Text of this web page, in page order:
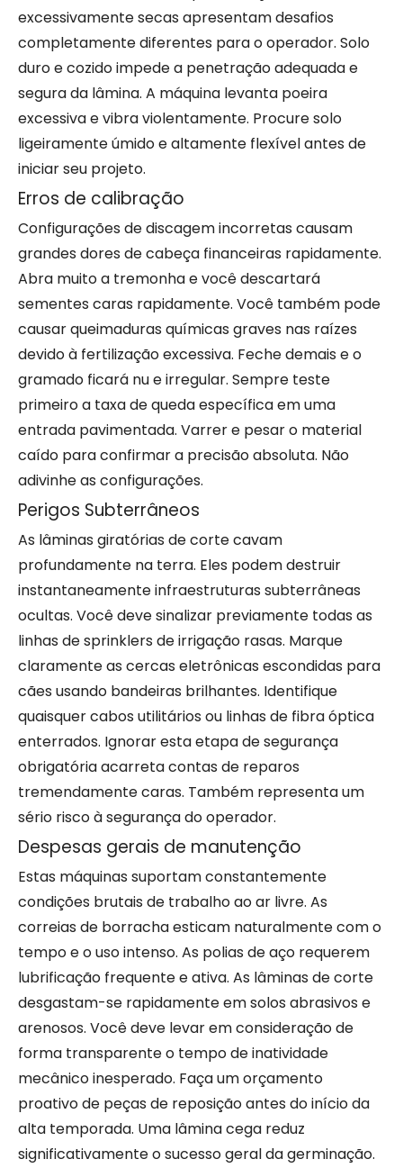
excessivamente secas apresentam desafios
completamente diferentes para o operador. Solo
duro e cozido impede a penetração adequada e
segura da lâmina. A máquina levanta poeira
excessiva e vibra violentamente. Procure solo
ligeiramente úmido e altamente flexível antes de
iniciar seu projeto.
Erros de calibração
Configurações de discagem incorretas causam
grandes dores de cabeça financeiras rapidamente.
Abra muito a tremonha e você descartará
sementes caras rapidamente. Você também pode
causar queimaduras químicas graves nas raízes
devido à fertilização excessiva. Feche demais e o
gramado ficará nu e irregular. Sempre teste
primeiro a taxa de queda específica em uma
entrada pavimentada. Varrer e pesar o material
caído para confirmar a precisão absoluta. Não
adivinhe as configurações.
Perigos Subterrâneos
As lâminas giratórias de corte cavam
profundamente na terra. Eles podem destruir
instantaneamente infraestruturas subterrâneas
ocultas. Você deve sinalizar previamente todas as
linhas de sprinklers de irrigação rasas. Marque
claramente as cercas eletrônicas escondidas para
cães usando bandeiras brilhantes. Identifique
quaisquer cabos utilitários ou linhas de fibra óptica
enterrados. Ignorar esta etapa de segurança
obrigatória acarreta contas de reparos
tremendamente caras. Também representa um
sério risco à segurança do operador.
Despesas gerais de manutenção
Estas máquinas suportam constantemente
condições brutais de trabalho ao ar livre. As
correias de borracha esticam naturalmente com o
tempo e o uso intenso. As polias de aço requerem
lubrificação frequente e ativa. As lâminas de corte
desgastam-se rapidamente em solos abrasivos e
arenosos. Você deve levar em consideração de
forma transparente o tempo de inatividade
mecânico inesperado. Faça um orçamento
proativo de peças de reposição antes do início da
alta temporada. Uma lâmina cega reduz
significativamente o sucesso geral da germinação.